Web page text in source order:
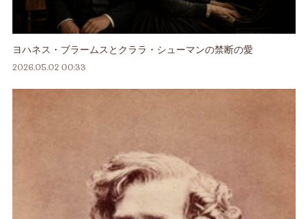
ヨハネス・ブラームスとクララ・シューマンの禁断の愛
2026.05.02 00:33